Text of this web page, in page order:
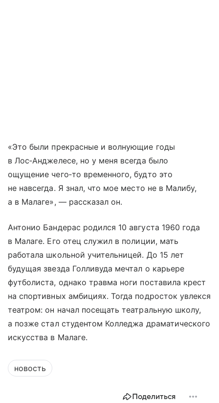
«Это были прекрасные и волнующие годы
в Лос‑Анджелесе, но у меня всегда было
ощущение чего‑то временного, будто это
не навсегда. Я знал, что мое место не в Малибу,
а в Малаге», — рассказал он.
Антонио Бандерас родился 10 августа 1960 года
в Малаге. Его отец служил в полиции, мать
работала школьной учительницей. До 15 лет
будущая звезда Голливуда мечтал о карьере
футболиста, однако травма ноги поставила крест
на спортивных амбициях. Тогда подросток увлекся
театром: он начал посещать театральную школу,
а позже стал студентом Колледжа драматического
искусства в Малаге.
новость
Поделиться